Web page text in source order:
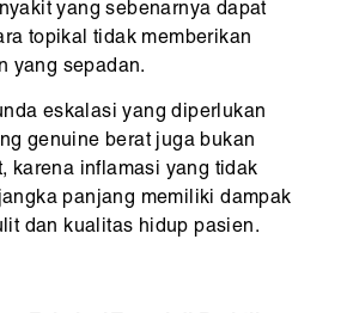
yang sebenarnya dapat
topikal tidak memberikan
yang sepadan.
eskalasi yang diperlukan
genuine berat juga bukan
karena inflamasi yang tidak
panjang memiliki dampak
dan kualitas hidup pasien.